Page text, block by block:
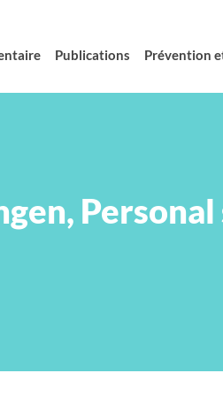
Publications Prévention